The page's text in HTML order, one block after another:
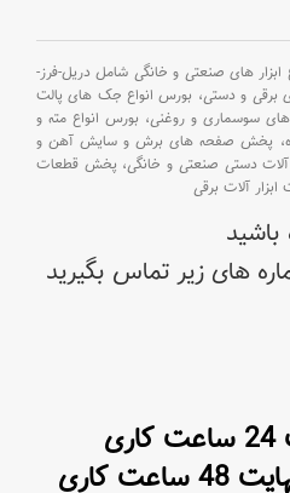
ابزار های صنعتی و خانگی شامل دریل-فرز-
برقی و دستی، بورس انواع جک های پالت
سوسماری و روغنی، بورس انواع مته و
پخش صفحه های برش و سایش آهن و
دستی صنعتی و خانگی، پخش قطعات
ابزار آلات برقی
باشید
های زیر تماس بگیرید
کاری